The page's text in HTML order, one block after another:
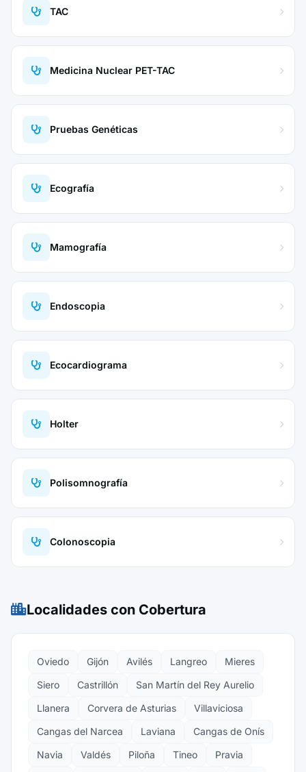
TAC
Medicina Nuclear PET-TAC
Pruebas Genéticas
Ecografía
Mamografía
Endoscopia
Ecocardiograma
Holter
Polisomnografía
Colonoscopia
Localidades con Cobertura
Oviedo Gijón Avilés Langreo
Mieres
Siero
Castrillón
San Martín del Rey Aurelio
Llanera
Corvera de Asturias
Villaviciosa
Cangas del Narcea
Laviana
Cangas de Onís
Navia
Valdés Piloña Tineo Pravia